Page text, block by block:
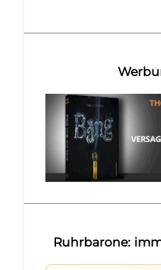
Ruhrbarone: